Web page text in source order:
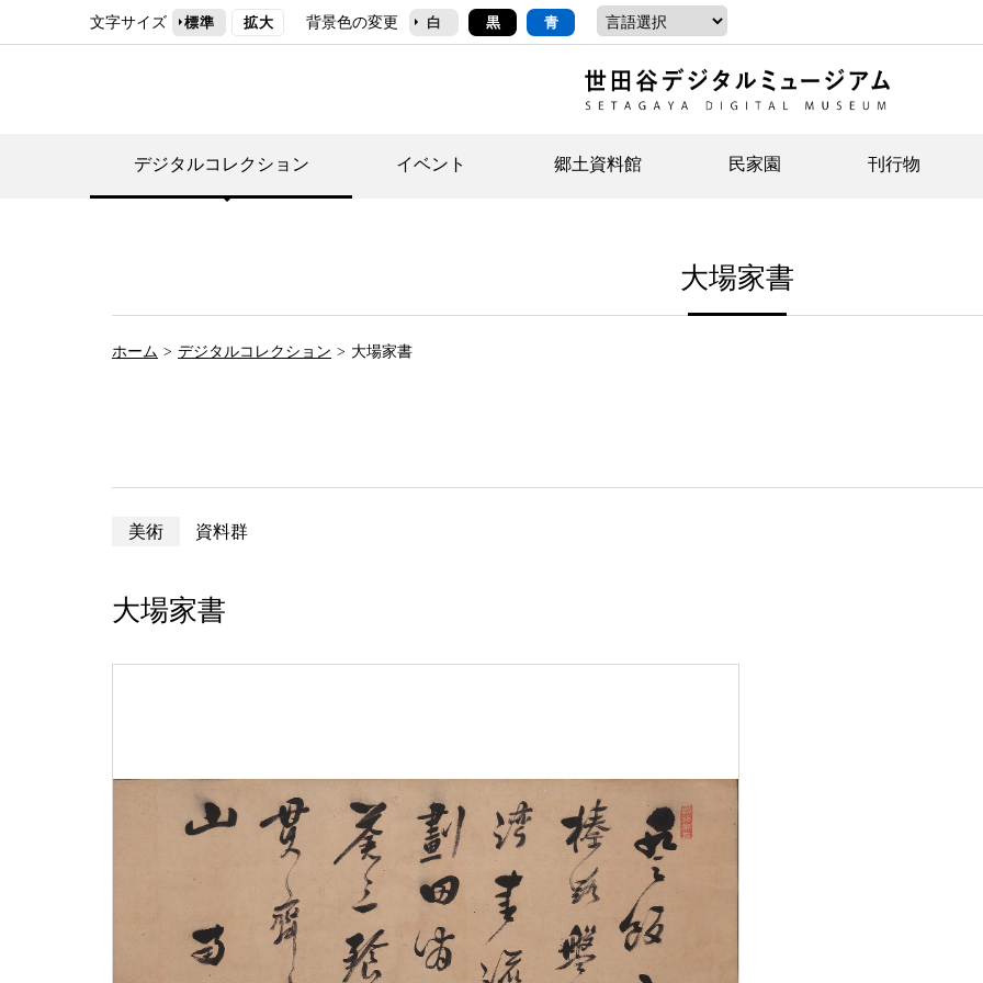
文字サイズ 標準 拡大 背景色の変更 白 黒 青
デジタルコレクション イベント 郷土資料館
イベント
常設展案内
民家園
イベント
団体利用について（社会科見学など）
刊行物
ジュニア講座
大場家書
ホーム デジタルコレクション 大場家書
美術 資料群
大場家書